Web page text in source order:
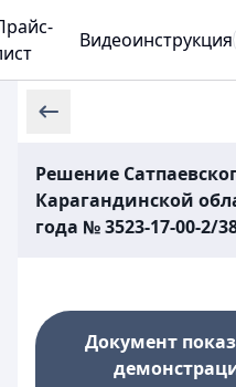
Видеоинструкция
Решение
Карагандинской
года № 3523-17-00-2/
Документ